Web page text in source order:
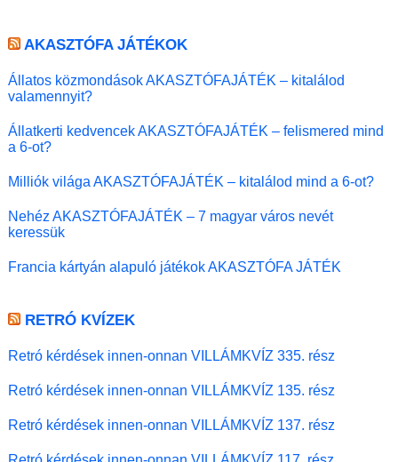
AKASZTÓFA JÁTÉKOK
Állatos közmondások AKASZTÓFAJÁTÉK – kitalálod
valamennyit?
Állatkerti kedvencek AKASZTÓFAJÁTÉK – felismered mind
a 6-ot?
Milliók világa AKASZTÓFAJÁTÉK – kitalálod mind a 6-ot?
Nehéz AKASZTÓFAJÁTÉK – 7 magyar város nevét
keressük
Francia kártyán alapuló játékok AKASZTÓFA JÁTÉK
RETRÓ KVÍZEK
Retró kérdések innen-onnan VILLÁMKVÍZ 335. rész
Retró kérdések innen-onnan VILLÁMKVÍZ 135. rész
Retró kérdések innen-onnan VILLÁMKVÍZ 137. rész